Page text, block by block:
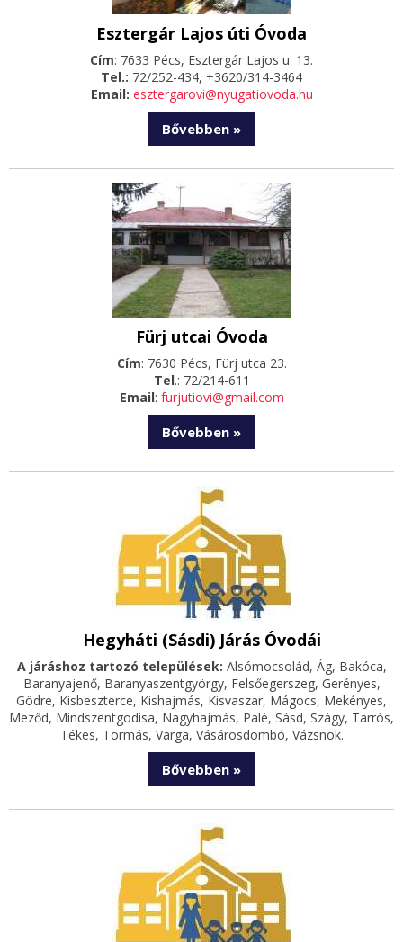
Esztergár Lajos úti Óvoda
Cím: 7633 Pécs, Esztergár Lajos u. 13.
Tel.: 72/252-434, +3620/314-3464
Email: esztergarovi@nyugatiovoda.hu
Bővebben »
Fürj utcai Óvoda
Cím: 7630 Pécs, Fürj utca 23.
Tel.: 72/214-611
Email: furjutiovi@gmail.com
Bővebben »
Hegyháti (Sásdi) Járás Óvodái
A járáshoz tartozó települések: Alsómocsolád, Ág, Bakóca,
Baranyajenő, Baranyaszentgyörgy, Felsőegerszeg, Gerényes,
Gödre, Kisbeszterce, Kishajmás, Kisvaszar, Mágocs, Mekényes,
Meződ, Mindszentgodisa, Nagyhajmás, Palé, Sásd, Szágy, Tarrós,
Tékes, Tormás, Varga, Vásárosdombó, Vázsnok.
Bővebben »